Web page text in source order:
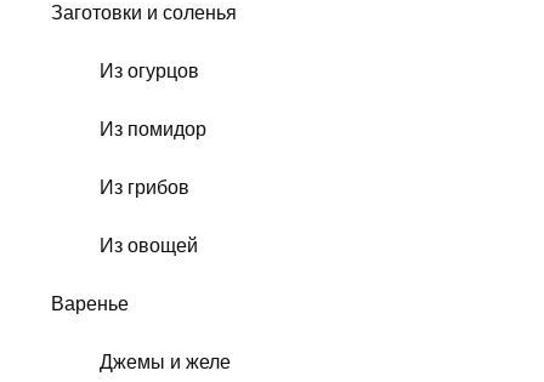
Заготовки и соленья
Из огурцов
Из помидор
Из грибов
Из овощей
Варенье
Джемы и желе